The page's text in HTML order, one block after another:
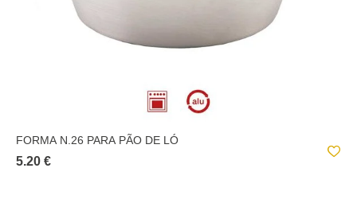
FORMA N.26 PARA PÃO DE LÓ
5.20 €